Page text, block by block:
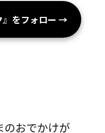
をフォロー →
のおでかけが